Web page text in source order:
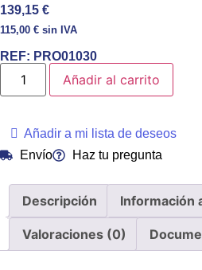
139,15 €
115,00 € sin IVA
REF: PRO01030
Añadir al carrito
Añadir a mi lista de deseos
Envío
Haz tu pregunta
Descripción Información
Valoraciones (0)